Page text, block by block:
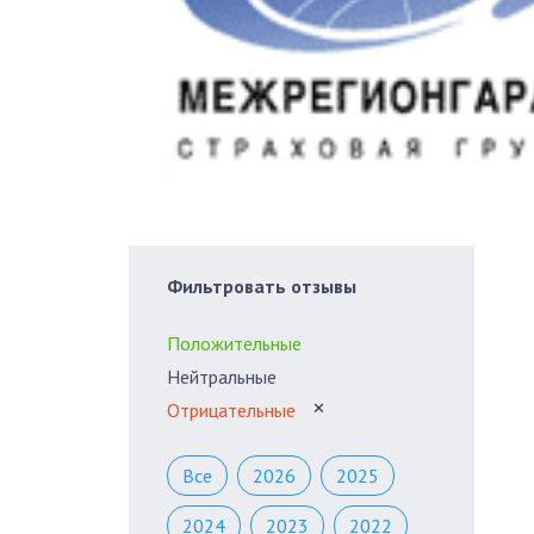
Фильтровать отзывы
Положительные
Нейтральные
Отрицательные
✕
Все 2026 2025
2024 2023 2022